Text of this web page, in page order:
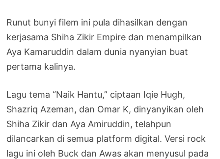
Runut bunyi filem ini pula dihasilkan dengan
kerjasama Shiha Zikir Empire dan menampilkan
Aya Kamaruddin dalam dunia nyanyian buat
pertama kalinya.
Lagu tema “Naik Hantu,” ciptaan Iqie Hugh,
Shazriq Azeman, dan Omar K, dinyanyikan oleh
Shiha Zikir dan Aya Amiruddin, telahpun
dilancarkan di semua platform digital. Versi rock
lagu ini oleh Buck dan Awas akan menyusul pada